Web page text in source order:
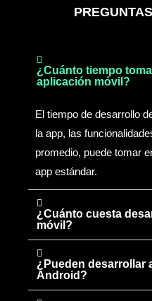
¿Cuánto tiempo
aplicación móvil?
El tiempo de desarrollo
la app, las
promedio, puede tomar
app estándar.
¿Cuánto cuesta
móvil?
¿Pueden desarrollar
Android?